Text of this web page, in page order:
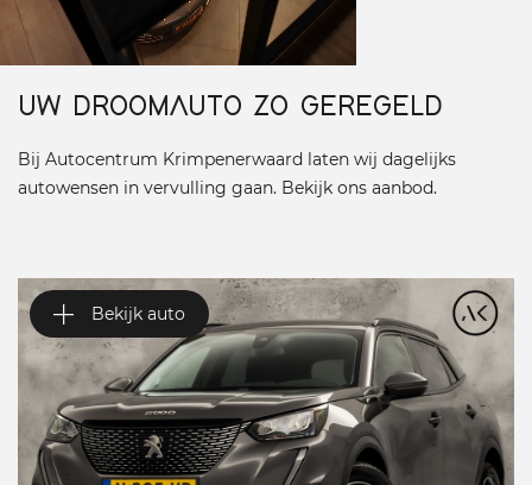
Contact
UW DROOMAUTO ZO GEREGELD
Bij Autocentrum Krimpenerwaard laten wij dagelijks
autowensen in vervulling gaan. Bekijk ons aanbod.
Bekijk auto